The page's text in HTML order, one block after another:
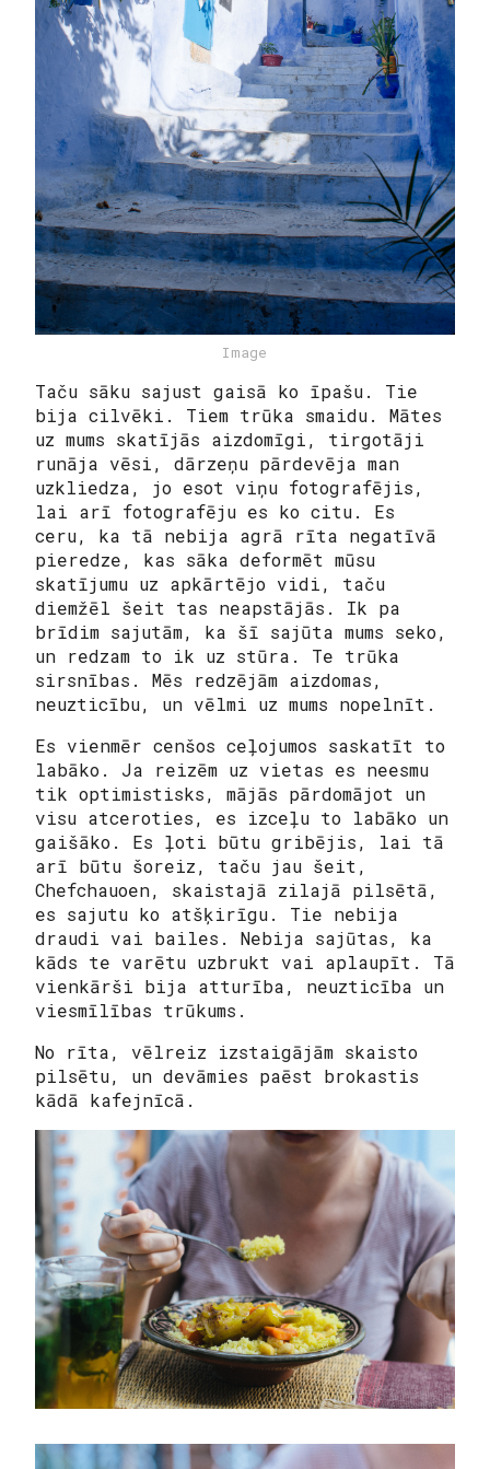
Image
Taču sāku sajust gaisā ko īpašu. Tie
bija cilvēki. Tiem trūka smaidu. Mātes
uz mums skatījās aizdomīgi, tirgotāji
runāja vēsi, dārzeņu pārdevēja man
uzkliedza, jo esot viņu fotografējis,
lai arī fotografēju es ko citu. Es
ceru, ka tā nebija agrā rīta negatīvā
pieredze, kas sāka deformēt mūsu
skatījumu uz apkārtējo vidi, taču
diemžēl šeit tas neapstājās. Ik pa
brīdim sajutām, ka šī sajūta mums seko,
un redzam to ik uz stūra. Te trūka
sirsnības. Mēs redzējām aizdomas,
neuzticību, un vēlmi uz mums nopelnīt.
Es vienmēr cenšos ceļojumos saskatīt to
labāko. Ja reizēm uz vietas es neesmu
tik optimistisks, mājās pārdomājot un
visu atceroties, es izceļu to labāko un
gaišāko. Es ļoti būtu gribējis, lai tā
arī būtu šoreiz, taču jau šeit,
Chefchauoen, skaistajā zilajā pilsētā,
es sajutu ko atšķirīgu. Tie nebija
draudi vai bailes. Nebija sajūtas, ka
kāds te varētu uzbrukt vai aplaupīt. Tā
vienkārši bija atturība, neuzticība un
viesmīlības trūkums.
No rīta, vēlreiz izstaigājām skaisto
pilsētu, un devāmies paēst brokastis
kādā kafejnīcā.